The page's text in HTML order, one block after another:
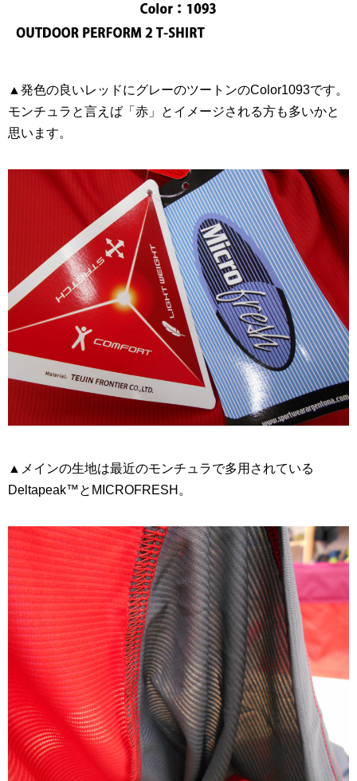
▲発色の良いレッドにグレーのツートンのColor1093です。
モンチュラと言えば「赤」とイメージされる方も多いかと
思います。
▲メインの生地は最近のモンチュラで多用されている
Deltapeak™とMICROFRESH。